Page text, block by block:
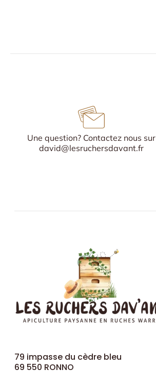
Une question? Contactez nous sur
david@lesruchersdavant.fr
79 impasse du cèdre bleu
69 550 RONNO